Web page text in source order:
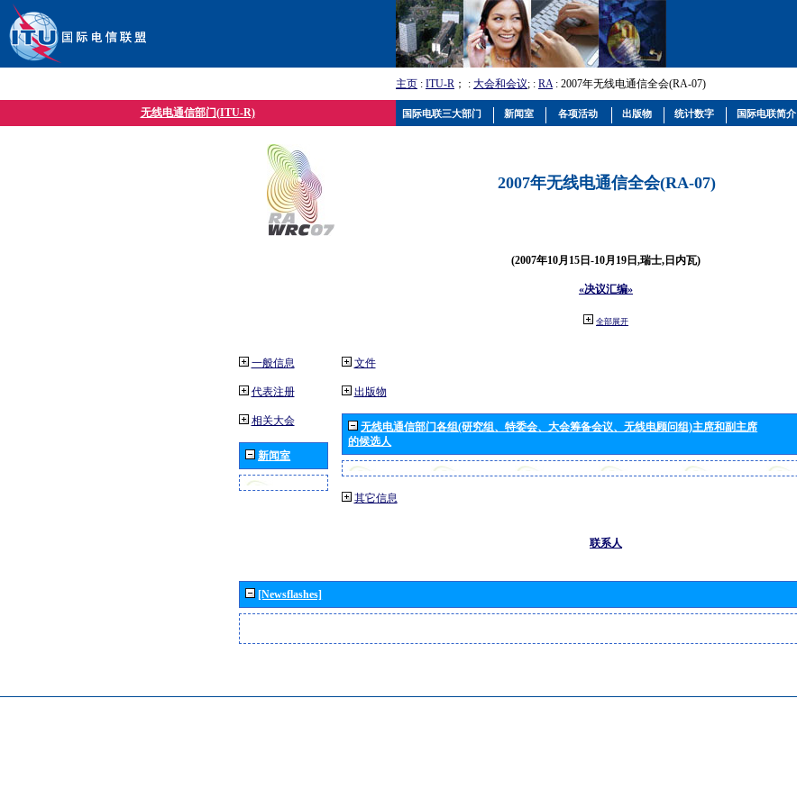
主页 : ITU-R ； : 大会和会议; : RA: 2007年无线电通信全会(RA-07)
无线电通信部门(ITU-R)
2007年无线电通信全会(RA-07)
(2007年10月15日-10月19日,瑞士,日内瓦)
«决议汇编»
全部展开
一般信息
代表注册
相关大会
新闻室
文件
出版物
无线电通信部门各组(研究组、特委会、大会筹备会议、无线电顾问组)主席和副主席
的候选人
其它信息
联系人
[Newsflashes]
国际电联三大部门 新闻室 各项活动 出版物 统计数字 国际电联简介